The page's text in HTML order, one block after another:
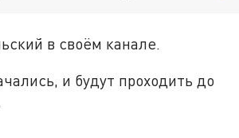
в своём канале.
и будут проходить до